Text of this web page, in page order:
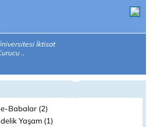
İktisat
..
Babalar (2)
Yaşam (1)